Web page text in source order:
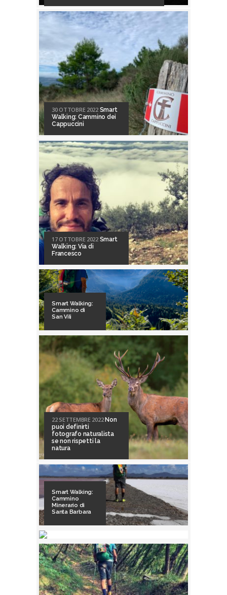
30 OTTOBRE 2022 Smart
Walking: Cammino dei
Cappuccini
17 OTTOBRE 2022 Smart
Walking: Via di
Francesco
Smart Walking:
Cammino di
San Vili
22 SETTEMBRE 2022 Non
puoi definirti
fotografo naturalista
se non rispetti la
natura
Smart Walking:
Cammino
Minerario di
Santa Barbara